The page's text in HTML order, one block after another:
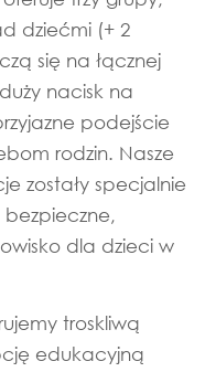
dziećmi (+ 2
się na łącznej
nacisk na
podejście
rodzin. Nasze
zostały specjalnie
dla dzieci w
troskliwą
edukacyjną